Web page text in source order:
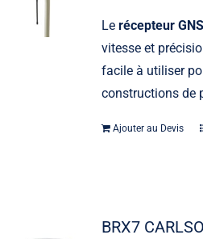
Lerécepteur
vitesse et
facile à utiliser
constructions de
Ajouter au Devis
BRX7